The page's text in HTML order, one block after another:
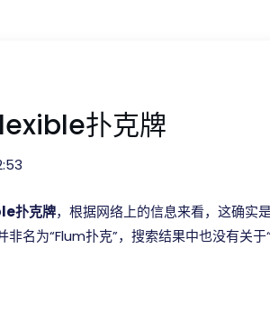
扑克牌
扑克牌，根据网络上的信息来看，这确实
非名为“Flum扑克”，搜索结果中也没有关